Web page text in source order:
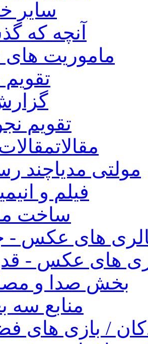
سایر
آنچه که
ماموریت های
تقویم
تقویم
مقالات
مولتی مدیاچند
فیلم و
ساخت
های عکس -
های عکس -
بخش صدا و
منابع سه
/ بازی های